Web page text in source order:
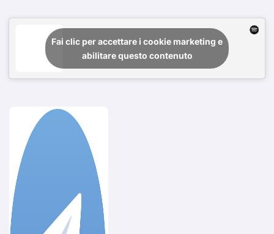
Fai clic per accettare i cookie marketing e
abilitare questo contenuto